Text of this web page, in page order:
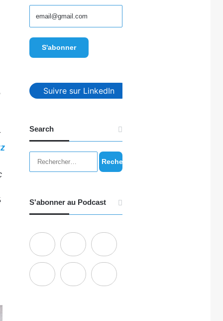
Suivre sur LinkedIn
Search
Rechercher :
S'abonner au Podcast